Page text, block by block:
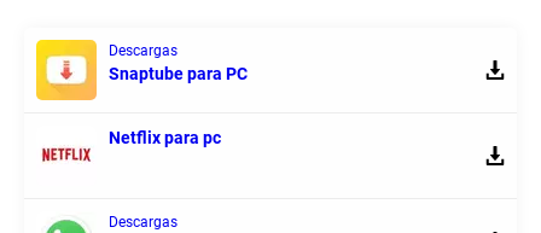
Descargas
Snaptube para PC
Netflix para pc
Descargas